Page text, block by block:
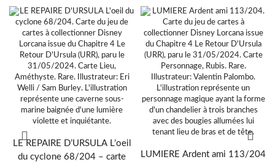
LE REPAIRE D’URSULA L’oeil
du cyclone 68/204 – carte
LUMIERE Ardent ami 113/204